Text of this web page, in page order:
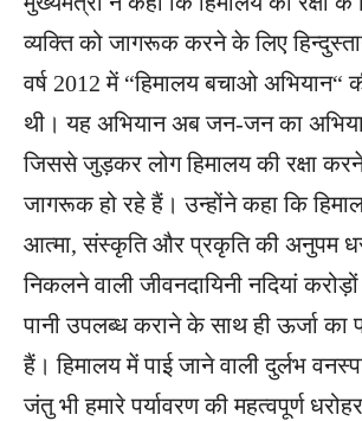
व्यक्ति को जागरूक करने के लिए
वर्ष 2012 में “हिमालय बचाओ
थी। यह अभियान अब जन-जन का
जिससे जुड़कर लोग हिमालय की रक्षा
जागरूक हो रहे हैं। उन्होंने कहा कि
आत्मा, संस्कृति और प्रकृति की अनुपम
निकलने वाली जीवनदायिनी नदियां
पानी उपलब्ध कराने के साथ ही ऊर्जा का
हैं। हिमालय में पाई जाने वाली दुर्लभ
जंतु भी हमारे पर्यावरण की महत्वपूर्ण